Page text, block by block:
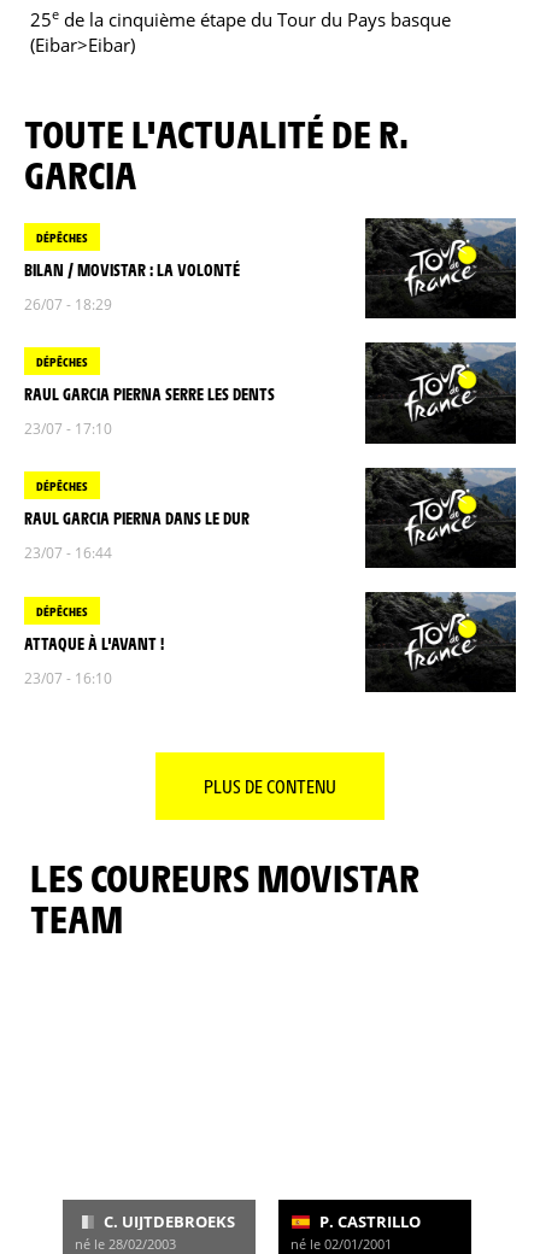
25e de la cinquième étape du Tour du Pays basque
(Eibar>Eibar)
TOUTE L'ACTUALITÉ DE R.
GARCIA
DÉPÊCHES
BILAN / MOVISTAR : LA VOLONTÉ
26/07 - 18:29
DÉPÊCHES
RAUL GARCIA PIERNA SERRE LES DENTS
23/07 - 17:10
DÉPÊCHES
RAUL GARCIA PIERNA DANS LE DUR
23/07 - 16:44
DÉPÊCHES
ATTAQUE À L'AVANT !
23/07 - 16:10
PLUS DE CONTENU
LES COUREURS MOVISTAR
TEAM
C. UIJTDEBROEKS
né le 28/02/2003
P. CASTRILLO
né le 02/01/2001